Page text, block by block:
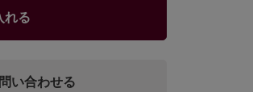
れる
い合わせる